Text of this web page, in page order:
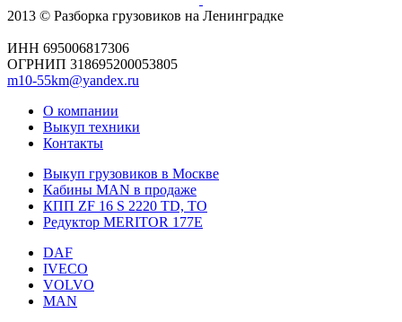
2013 © Разборка грузовиков на Ленинградке
ИНН 695006817306
ОГРНИП 318695200053805
m10-55km@yandex.ru
О компании
Выкуп техники
Контакты
Выкуп грузовиков в Москве
Кабины MAN в продаже
КПП ZF 16 S 2220 TD, TO
Редуктор MERITOR 177Е
DAF
IVECO
VOLVO
MAN